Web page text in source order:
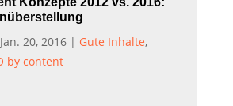
Jan. 20, 2016| Gute Inhalte,
by content